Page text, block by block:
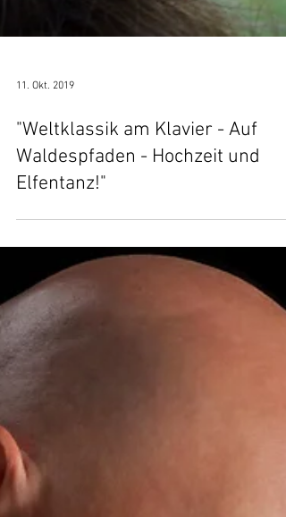
"Weltklassik am Klavier - Auf
Waldespfaden - Hochzeit und
Elfentanz!"